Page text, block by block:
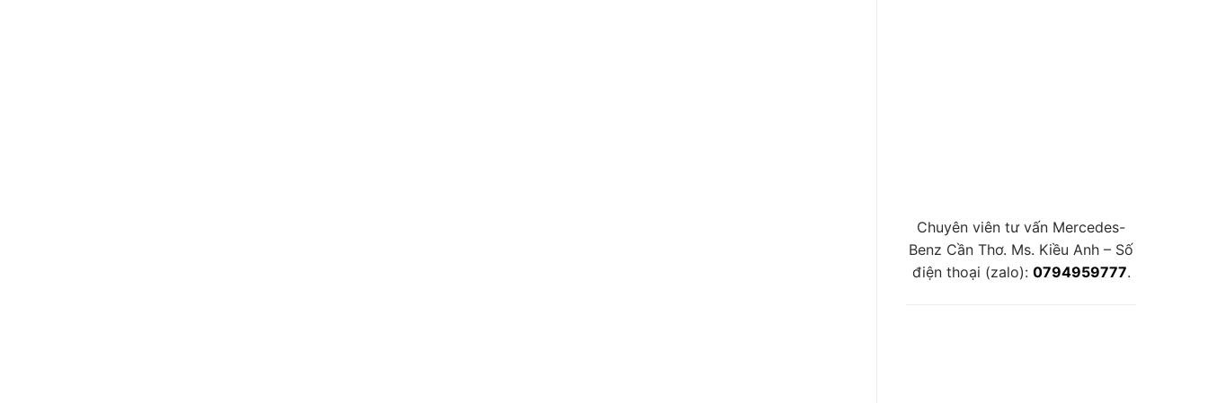
Chuyên viên tư vấn Mercedes-
Benz Cần Thơ. Ms. Kiều Anh – Số
điện thoại (zalo): 0794959777.